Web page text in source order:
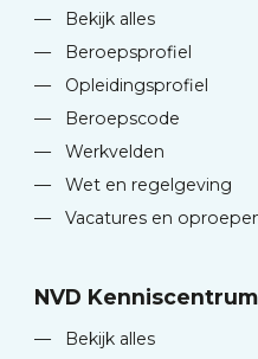
—
Bekijk alles
—
Beroepsprofiel
—
Opleidingsprofiel
—
Beroepscode
—
Werkvelden
—
Wet en regelgeving
—
Vacatures en
NVD Kenniscentrum
—
Bekijk alles